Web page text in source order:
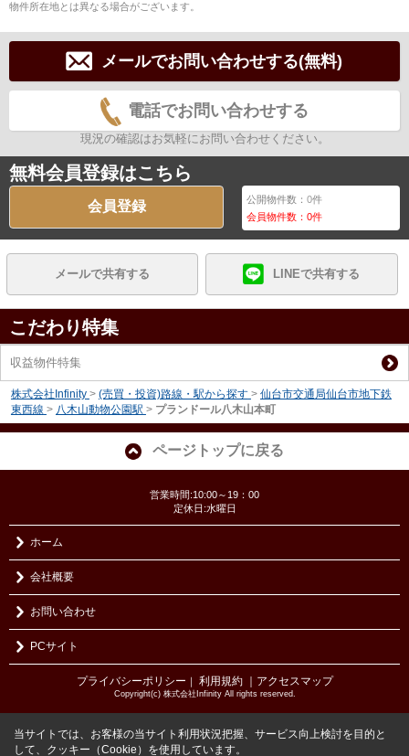
物件所在地とは異なる場合がございます。
メールでお問い合わせする(無料)
電話でお問い合わせする
現況の確認はお気軽にお問い合わせください。
無料会員登録はこちら
会員登録 公開物件数：0件
会員物件数：0件
メールで共有する LINEで共有する
こだわり特集
収益物件特集
株式会社Infinity > (売買・投資)路線・駅から探す > 仙台市交通局仙台市地下鉄
東西線 > 八木山動物公園駅 > プランドール八木山本町
ページトップに戻る
営業時間:10:00～19：00
定休日:水曜日
ホーム
会社概要
お問い合わせ
PCサイト
プライバシーポリシー 利用規約 ｜アクセスマップ
Copyright(c) 株式会社Infinity All rights reserved.
当サイトでは、お客様の当サイト利用状況把握、サービス向上検討を目的と
して、クッキー（Cookie）を使用しています。